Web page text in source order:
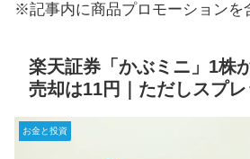
※記事内に商品プロモーションを
楽天証券「かぶミニ」1株
売却は11円｜ただしスプ
お金と投資